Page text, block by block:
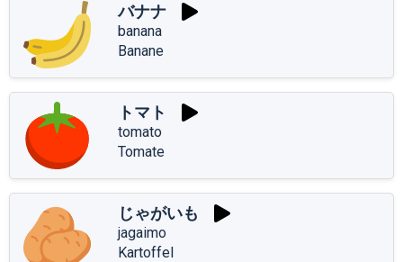
バナナ
banana
Banane
トマト
tomato
Tomate
じゃがいも
jagaimo
Kartoffel